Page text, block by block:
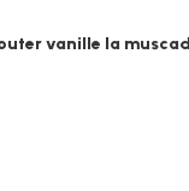
vanille la